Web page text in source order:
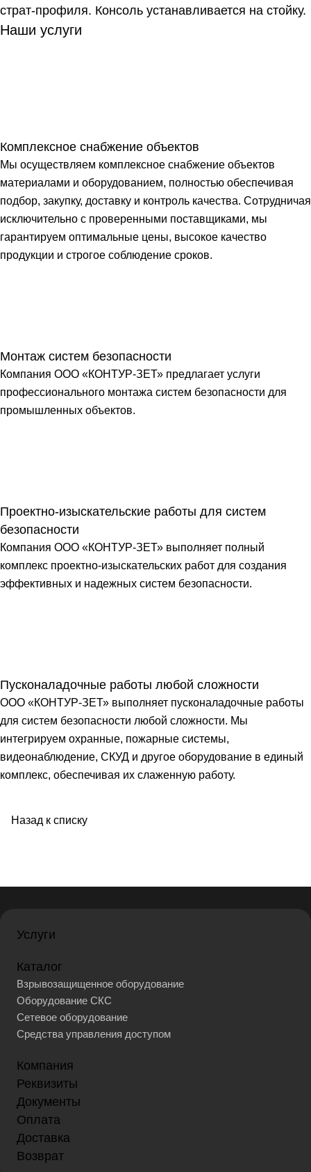
страт-профиля. Консоль устанавливается на стойку.
Наши услуги
Комплексное снабжение объектов
Мы осуществляем комплексное снабжение объектов
материалами и оборудованием, полностью обеспечивая
подбор, закупку, доставку и контроль качества. Сотрудничая
исключительно с проверенными поставщиками, мы
гарантируем оптимальные цены, высокое качество
продукции и строгое соблюдение сроков.
Монтаж систем безопасности
Компания ООО «КОНТУР-ЗЕТ» предлагает услуги
профессионального монтажа систем безопасности для
промышленных объектов.
Проектно-изыскательские работы для систем
безопасности
Компания ООО «КОНТУР-ЗЕТ» выполняет полный
комплекс проектно-изыскательских работ для создания
эффективных и надежных систем безопасности.
Пусконаладочные работы любой сложности
ООО «КОНТУР-ЗЕТ» выполняет пусконаладочные работы
для систем безопасности любой сложности. Мы
интегрируем охранные, пожарные системы,
видеонаблюдение, СКУД и другое оборудование в единый
комплекс, обеспечивая их слаженную работу.
Назад к списку
Услуги
Каталог
Взрывозащищенное оборудование
Оборудование СКС
Сетевое оборудование
Средства управления доступом
Компания
Реквизиты
Документы
Оплата
Доставка
Возврат